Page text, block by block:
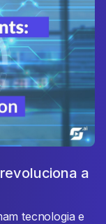
a
tecnologia e